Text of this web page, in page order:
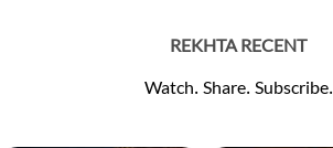
REKHTA RECENT
Watch. Share. Subscribe.